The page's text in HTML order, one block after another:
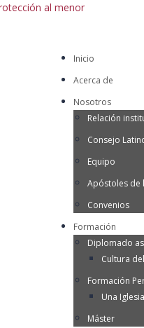
al menor
Inicio
Acerca de
Nosotros
Relación
Consejo
Equipo
Apóstoles de
Convenios
Formación
Diplomado
Cultura
Formación
Una
Máster